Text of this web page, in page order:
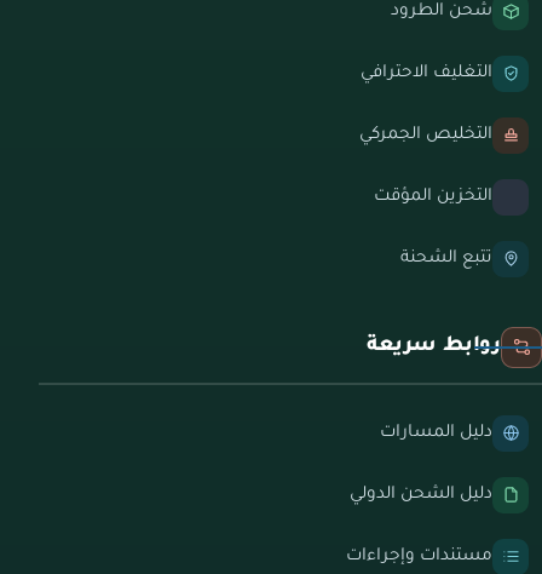
شحن الطرود
التغليف الاحترافي
التخليص الجمركي
التخزين المؤقت
تتبع الشحنة
روابط سريعة
دليل المسارات
دليل الشحن الدولي
مستندات وإجراءات